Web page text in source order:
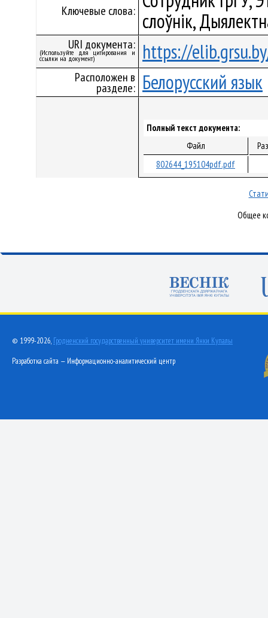
Ключевые слова: слоўнік,
URI документа:
(Используйте для цитирования и
ссылки на документ) https://
Расположен в
разделе: Белорусский язык
Полный текст документа:
Файл
802644_195104pdf.pdf
Общее
© 1999-2026, Гродненский государственный университет имени Янки Купалы
Разработка сайта — Информационно-аналитический центр